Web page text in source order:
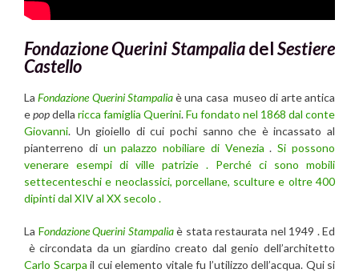
Fondazione Querini StampaliadelSestiere
Castello
LaFondazione Querini Stampaliaè una casa museo di arte antica
epopdella ricca famiglia Querini.Fu fondato nel 1868 dal conte
Giovanni. Un gioiello di cui pochi sanno che è incassato al
pianterreno di un palazzo nobiliare di Venezia .Si possono
venerare esempi di ville patrizie . Perché ci sono mobili
settecenteschi e neoclassici, porcellane, sculture e oltre 400
dipinti dal XIV al XX secolo .
La Fondazione Querini Stampaliaè stata restaurata nel 1949 . Ed
è circondata da un giardino creato dal genio dell’architetto
Carlo Scarpa il cui elemento vitale fu l’utilizzo dell’acqua. Qui si